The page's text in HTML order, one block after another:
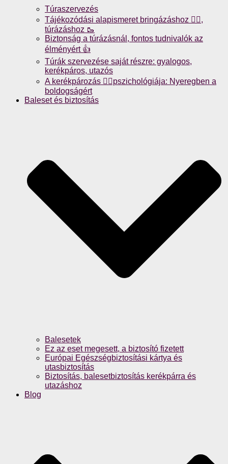
Túraszervezés
Tájékozódási alapismeret bringázáshoz 🚴‍♀️,
túrázáshoz 🥾
Biztonság a túrázásnál, fontos tudnivalók az
élményért 👍
Túrák szervezése saját részre: gyalogos,
kerékpáros, utazós
A kerékpározás 🚴‍♀️pszichológiája: Nyeregben a
boldogságért
Baleset és biztosítás
Balesetek
Ez az eset megesett, a biztosító fizetett
Európai Egészségbiztosítási kártya és
utasbiztosítás
Biztosítás, balesetbiztosítás kerékpárra és
utazáshoz
Blog